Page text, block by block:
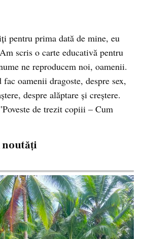
pentru prima dată de mine, eu
scris o carte educativă pentru
ne reproducem noi, oamenii.
oamenii dragoste, despre sex,
despre alăptare și creștere.
de trezit copiii – Cum
noutăți